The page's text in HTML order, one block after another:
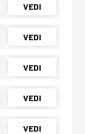
VEDI
VEDI
VEDI
VEDI
VEDI